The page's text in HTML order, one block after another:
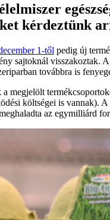
kérdeztünk
1-től pedig új
sajtoknál visszakoztak.
továbbra is
megjelölt
költségei is
az egymilliárd